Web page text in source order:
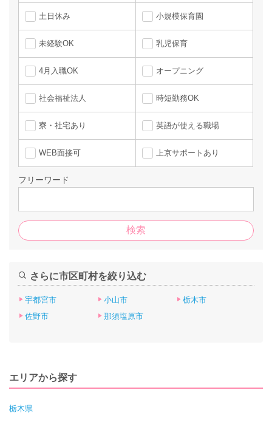
土日休み 小規模保育園
未経験OK 乳児保育
4月入職OK オープニング
社会福祉法人 時短勤務OK
寮・社宅あり 英語が使える職場
WEB面接可 上京サポートあり
フリーワード
さらに市区町村を絞り込む
宇都宮市 小山市
栃木市
佐野市
那須塩原市
エリアから探す
栃木県